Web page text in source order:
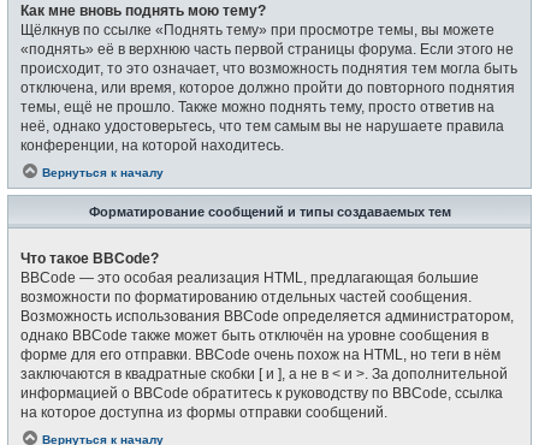
Как мне вновь поднять мою тему?
Щёлкнув по ссылке «Поднять тему» при просмотре темы, вы можете
«поднять» её в верхнюю часть первой страницы форума. Если этого не
происходит, то это означает, что возможность поднятия тем могла быть
отключена, или время, которое должно пройти до повторного поднятия
темы, ещё не прошло. Также можно поднять тему, просто ответив на
неё, однако удостоверьтесь, что тем самым вы не нарушаете правила
конференции, на которой находитесь.
Вернуться к началу
Форматирование сообщений и типы создаваемых тем
Что такое BBCode?
BBCode — это особая реализация HTML, предлагающая большие
возможности по форматированию отдельных частей сообщения.
Возможность использования BBCode определяется администратором,
однако BBCode также может быть отключён на уровне сообщения в
форме для его отправки. BBCode очень похож на HTML, но теги в нём
заключаются в квадратные скобки [ и ], а не в < и >. За дополнительной
информацией о BBCode обратитесь к руководству по BBCode, ссылка
на которое доступна из формы отправки сообщений.
Вернуться к началу